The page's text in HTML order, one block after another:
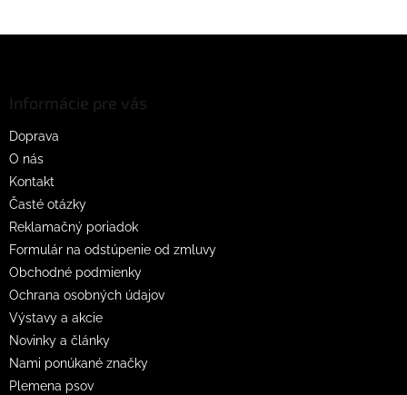
Informácie pre vás
Doprava
O nás
Kontakt
Časté otázky
Reklamačný poriadok
Formulár na odstúpenie od zmluvy
Obchodné podmienky
Ochrana osobných údajov
Výstavy a akcie
Novinky a články
Nami ponúkané značky
Plemena psov